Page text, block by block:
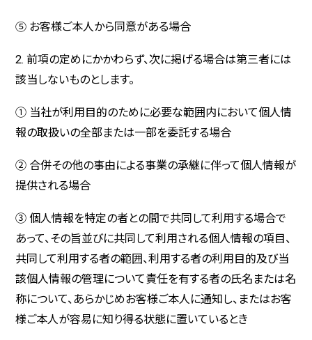
⑤ お客様ご本人から同意がある場合
2. 前項の定めにかかわらず、次に掲げる場合は第三者には
該当しないものとします。
① 当社が利用目的のために必要な範囲内において個人情
報の取扱いの全部または一部を委託する場合
② 合併その他の事由による事業の承継に伴って個人情報が
提供される場合
③ 個人情報を特定の者との間で共同して利用する場合で
あって、その旨並びに共同して利用される個人情報の項目、
共同して利用する者の範囲、利用する者の利用目的及び当
該個人情報の管理について責任を有する者の氏名または名
称について、あらかじめお客様ご本人に通知し、またはお客
様ご本人が容易に知り得る状態に置いているとき